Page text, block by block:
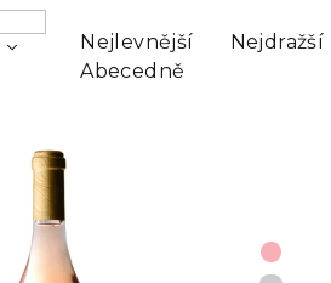
Ř
e
n
í
Nejlevnější Nejdražší
Abecedně